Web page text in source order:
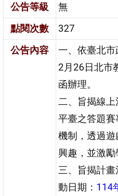
公告等級
無
點閱次數
327
公告內容
一、依臺北
2月26日北市
函辦理。
二、旨揭線
平臺之答題
機制，透過
興趣，並激勵
三、旨揭計
動日期： 114